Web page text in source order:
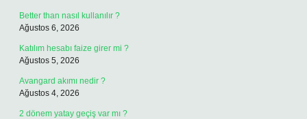
Better than nasıl kullanılır ?
Ağustos 6, 2026
Katılım hesabı faize girer mi ?
Ağustos 5, 2026
Avangard akımı nedir ?
Ağustos 4, 2026
2 dönem yatay geçiş var mı ?